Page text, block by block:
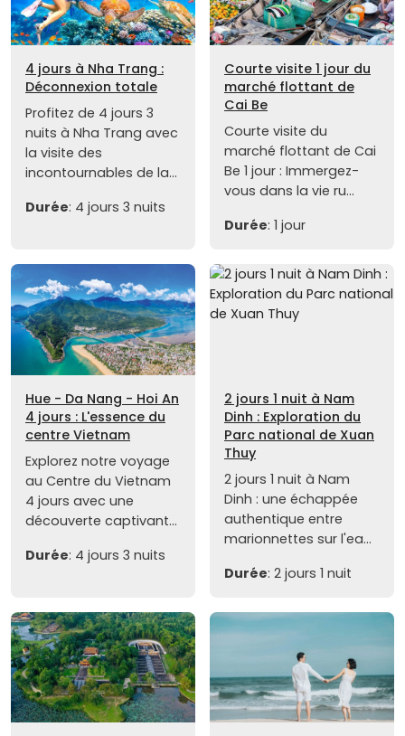
4 jours à Nha Trang :
Déconnexion totale
Profitez de 4 jours 3
nuits à Nha Trang avec
la visite des
incontournables de la...
Durée: 4 jours 3 nuits
Courte visite 1 jour du
marché flottant de
Cai Be
Courte visite du
marché flottant de Cai
Be 1 jour : Immergez-
vous dans la vie ru...
Durée: 1 jour
Hue - Da Nang - Hoi An
4 jours : L'essence du
centre Vietnam
Explorez notre voyage
au Centre du Vietnam
4 jours avec une
découverte captivant...
Durée: 4 jours 3 nuits
2 jours 1 nuit à Nam
Dinh : Exploration du
Parc national de Xuan
Thuy
2 jours 1 nuit à Nam
Dinh : une échappée
authentique entre
marionnettes sur l'ea...
Durée: 2 jours 1 nuit